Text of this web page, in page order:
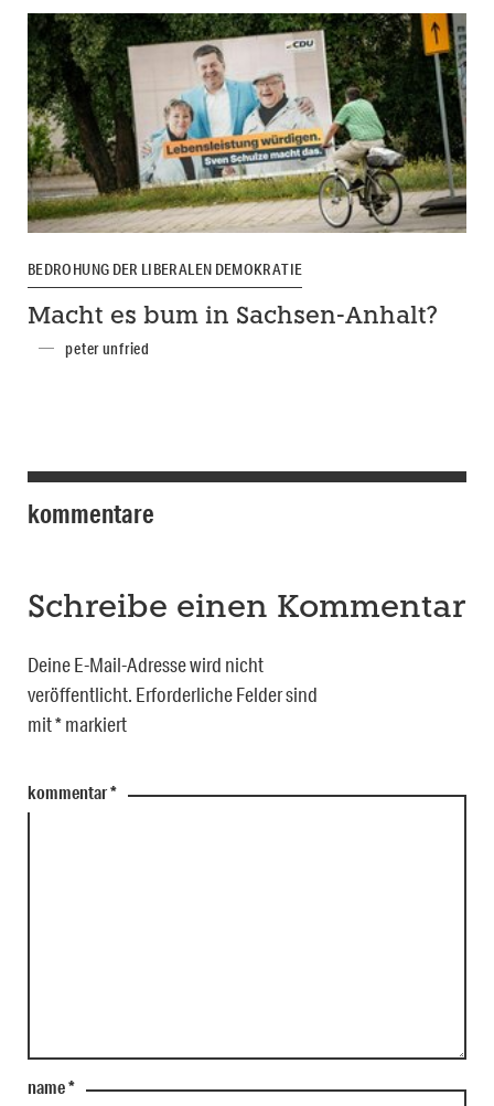
BEDROHUNG DER LIBERALEN DEMOKRATIE
Macht es bum in Sachsen-Anhalt?
peter unfried
kommentare
Schreibe einen Kommentar
Deine E-Mail-Adresse wird nicht
veröffentlicht. Erforderliche Felder sind
mit*markiert
kommentar*
name*